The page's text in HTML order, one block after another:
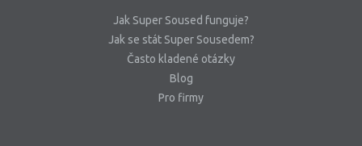
Jak Super Soused funguje?
Jak se stát Super Sousedem?
Často kladené otázky
Blog
Pro firmy